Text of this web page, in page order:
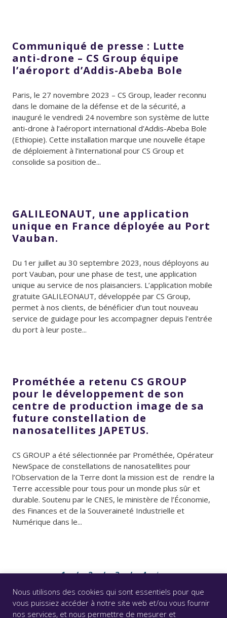
Communiqué de presse : Lutte
anti-drone – CS Group équipe
l’aéroport d’Addis-Abeba Bole
Paris, le 27 novembre 2023 – CS Group, leader reconnu
dans le domaine de la défense et de la sécurité, a
inauguré le vendredi 24 novembre son système de lutte
anti-drone à l’aéroport international d’Addis-Abeba Bole
(Ethiopie). Cette installation marque une nouvelle étape
de déploiement à l’international pour CS Group et
consolide sa position de...
GALILEONAUT, une application
unique en France déployée au Port
Vauban.
Du 1er juillet au 30 septembre 2023, nous déployons au
port Vauban, pour une phase de test, une application
unique au service de nos plaisanciers. L’application mobile
gratuite GALILEONAUT, développée par CS Group,
permet à nos clients, de bénéficier d’un tout nouveau
service de guidage pour les accompagner depuis l’entrée
du port à leur poste...
Prométhée a retenu CS GROUP
pour le développement de son
centre de production image de sa
future constellation de
nanosatellites JAPETUS.
CS GROUP a été sélectionnée par Prométhée, Opérateur
NewSpace de constellations de nanosatellites pour
l’Observation de la Terre dont la mission est de rendre la
Terre accessible pour tous pour un monde plus sûr et
durable. Soutenu par le CNES, le ministère de l’Économie,
des Finances et de la Souveraineté Industrielle et
Numérique dans le...
1 2 3
4
Nous utilisons des cookies qui sont essentiels pour que
vous puissiez accéder à notre site web et/ou vous fournir
nos services, et nous permettre de mesurer et